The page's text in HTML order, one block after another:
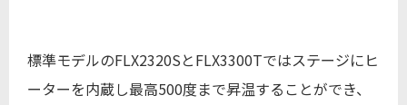
標準モデルのFLX2320SとFLX3300Tではステージにヒ
ーターを内蔵し最高500度まで昇温することができ、